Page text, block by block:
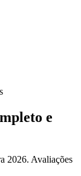
e
2026. Avaliações